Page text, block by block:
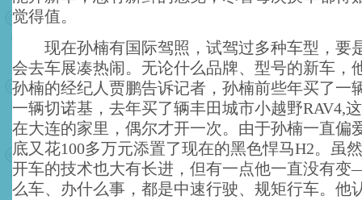
觉得值。
现在孙楠有国际驾照，试驾过多种车型，要
会去车展凑热闹。无论什么品牌、型号的新车，
孙楠的经纪人贾鹏告诉记者，孙楠前些年买了一
一辆切诺基，去年买了辆丰田城市小越野RAV4,
在大连的家里，偶尔才开一次。由于孙楠一直偏
底又花100多万元添置了现在的黑色悍马H2。虽
开车的技术也大有长进，但有一点他一直没有
么车、办什么事，都是中速行驶、规矩行车。他